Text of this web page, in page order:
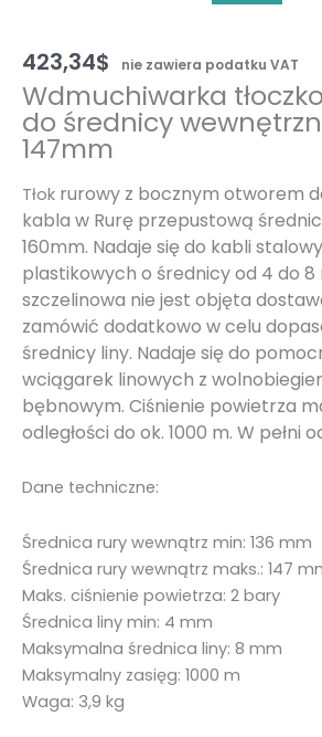
423,34$ nie zawiera podatku VAT
Wdmuchiwarka
do średnicy
147mm
Tłok rurowy z bocznym otworem
kabla w Rurę przepustową
160mm. Nadaje się do kabli
plastikowych o średnicy od 4 do 8
szczelinowa nie jest objęta
zamówić dodatkowo w celu
średnicy liny. Nadaje się do
wciągarek linowych z
bębnowym. Ciśnienie powietrza
odległości do ok. 1000 m. W pełni
Dane techniczne:
Średnica rury wewnątrz min: 136 mm
Średnica rury wewnątrz maks.: 147
Maks. ciśnienie powietrza: 2 bary
Średnica liny min: 4 mm
Maksymalna średnica liny: 8 mm
Maksymalny zasięg: 1000 m
Waga: 3,9 kg